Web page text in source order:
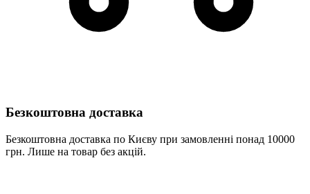
Безкоштовна доставка
Безкоштовна доставка по Києву при замовленні понад 10000
грн. Лише на товар без акцій.